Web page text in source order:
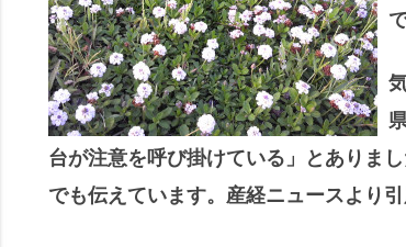
台が注意を呼び掛けている」とありま
でも伝えています。産経ニュースより引